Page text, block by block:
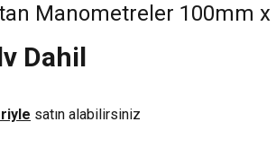
Manometreler 100mm x
Dahil
satın alabilirsiniz